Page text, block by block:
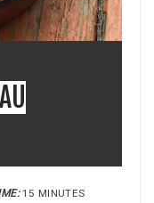
15 MINUTES